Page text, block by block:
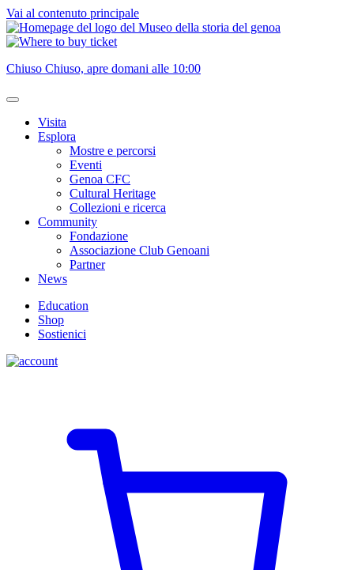
Vai al contenuto principale
Chiuso Chiuso, apre domani alle 10:00
Visita
Esplora
Mostre e percorsi
Eventi
Genoa CFC
Cultural Heritage
Collezioni e ricerca
Community
Fondazione
Associazione Club Genoani
Partner
News
Education
Shop
Sostienici